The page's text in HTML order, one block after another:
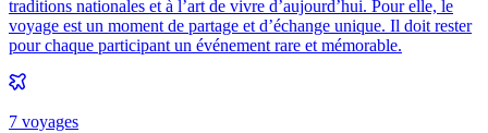
traditions nationales et à l’art de vivre d’aujourd’hui. Pour elle, le
voyage est un moment de partage et d’échange unique. Il doit rester
pour chaque participant un événement rare et mémorable.
7 voyages